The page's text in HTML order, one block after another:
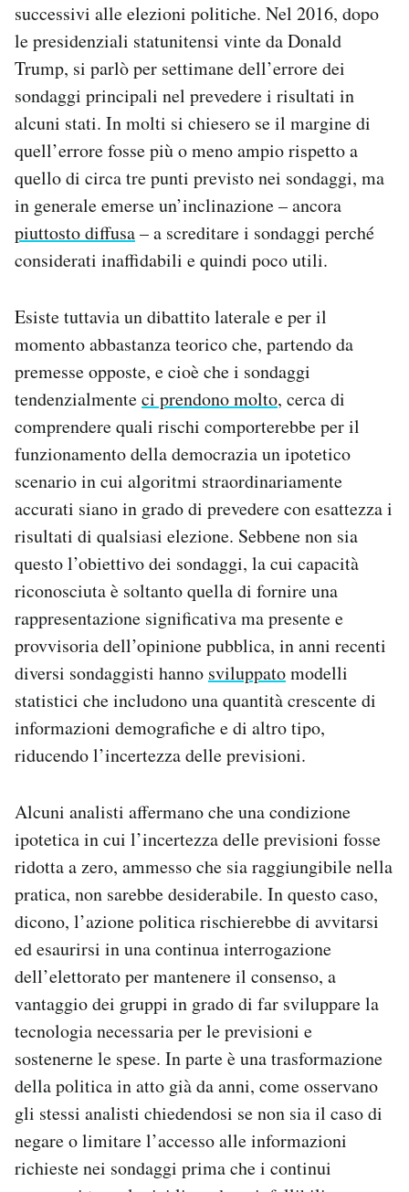
AREA PERSONALE
Area Personale
Notifiche mobile
Regala il Post
Hai bisogno di aiuto?
Esci
successivi alle elezioni politiche. Nel 2016, dopo
le presidenziali statunitensi vinte da Donald
Trump, si parlò per settimane dell’errore dei
sondaggi principali nel prevedere i risultati in
alcuni stati. In molti si chiesero se il margine di
quell’errore fosse più o meno ampio rispetto a
quello di circa tre punti previsto nei sondaggi, ma
in generale emerse un’inclinazione – ancora
piuttosto diffusa– a screditare i sondaggi perché
considerati inaffidabili e quindi poco utili.
Esiste tuttavia un dibattito laterale e per il
momento abbastanza teorico che, partendo da
premesse opposte, e cioè che i sondaggi
tendenzialmenteci prendono molto, cerca di
comprendere quali rischi comporterebbe per il
funzionamento della democrazia un ipotetico
scenario in cui algoritmi straordinariamente
accurati siano in grado di prevedere con esattezza i
risultati di qualsiasi elezione. Sebbene non sia
questo l’obiettivo dei sondaggi, la cui capacità
riconosciuta è soltanto quella di fornire una
rappresentazione significativa ma presente e
provvisoria dell’opinione pubblica, in anni recenti
diversi sondaggisti hanno sviluppatomodelli
statistici che includono una quantità crescente di
informazioni demografiche e di altro tipo,
riducendo l’incertezza delle previsioni.
Alcuni analisti affermano che una condizione
ipotetica in cui l’incertezza delle previsioni fosse
ridotta a zero, ammesso che sia raggiungibile nella
pratica, non sarebbe desiderabile. In questo caso,
dicono, l’azione politica rischierebbe di avvitarsi
ed esaurirsi in una continua interrogazione
dell’elettorato per mantenere il consenso, a
vantaggio dei gruppi in grado di far sviluppare la
tecnologia necessaria per le previsioni e
sostenerne le spese. In parte è una trasformazione
della politica in atto già da anni, come osservano
gli stessi analisti chiedendosi se non sia il caso di
negare o limitare l’accesso alle informazioni
richieste nei sondaggi prima che i continui